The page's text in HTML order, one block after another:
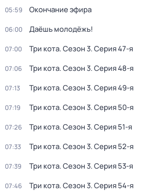
05:59 Окончание эфира
06:00 Даёшь молодёжь!
07:00 Три кота. Сезон 3. Серия 47-я
07:06 Три кота. Сезон 3. Серия 48-я
07:13 Три кота. Сезон 3. Серия 49-я
07:19 Три кота. Сезон 3. Серия 50-я
07:26 Три кота. Сезон 3. Серия 51-я
07:33 Три кота. Сезон 3. Серия 52-я
07:39 Три кота. Сезон 3. Серия 53-я
07:46 Три кота. Сезон 3. Серия 54-я